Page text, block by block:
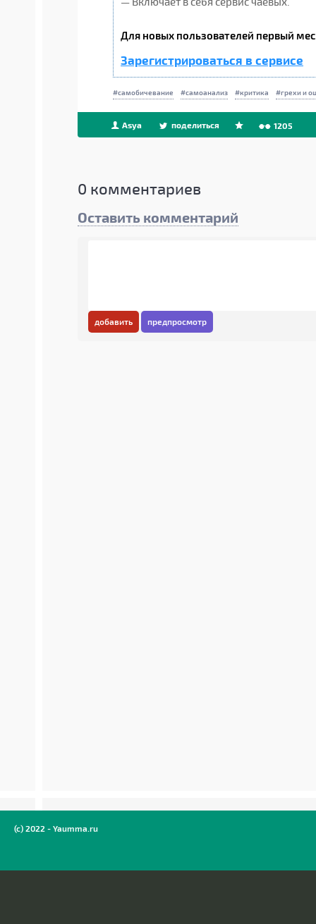
Для новых пользователей первый
Зарегистрироваться в сервисе
самобичевание самоанализ критика грехи и
Asya поделиться 1205
0 комментариев
Оставить комментарий
добавить предпросмотр
(c) 2022 - Yaumma.ru